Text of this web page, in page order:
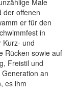
der offenen
er für den
in
Kurz- und
Rücken sowie auf
Freistil und
an
es ihm